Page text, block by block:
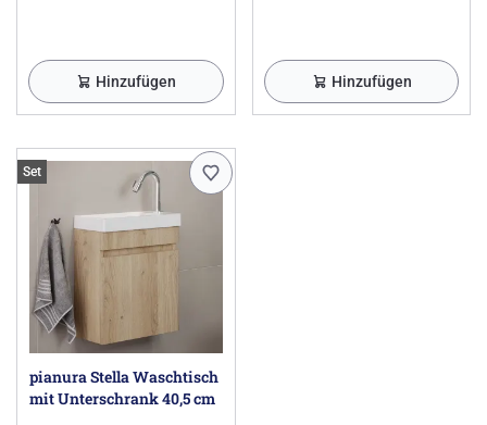
Hinzufügen Hinzufügen
Set
pianura Stella Waschtisch
mit Unterschrank 40,5 cm